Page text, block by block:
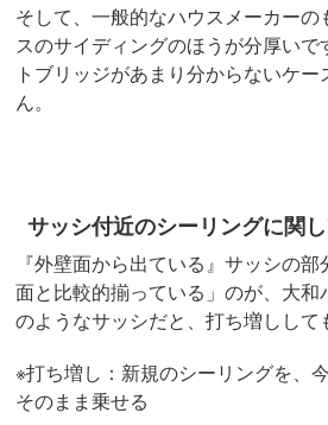
そして、一般的なハウスメーカーの
スのサイディングのほうが分厚い
トブリッジがあまり分からないケ
ん。
サッシ付近のシーリングに関
『外壁面から出ている』サッシの
面と比較的揃っている」のが、大和
のようなサッシだと、打ち増しして
※打ち増し：新規のシーリングを、
そのまま乗せる